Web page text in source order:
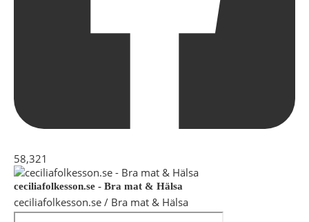
58,321
ceciliafolkesson.se - Bra mat & Hälsa
ceciliafolkesson.se / Bra mat & Hälsa